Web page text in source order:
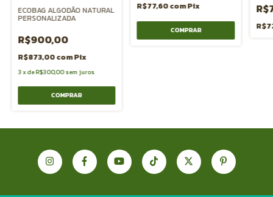
ECOBAG ALGODÃO NATURAL
PERSONALIZADA
R$900,00
R$873,00comPix
3xdeR$300,00 sem juros
COMPRAR
R$77,60comPix